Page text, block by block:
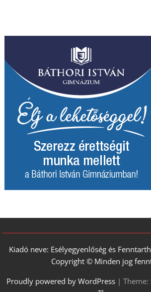
Kiadó neve: Esélyegyenlőség és
Copyright © Minden jog
Proudly powered by WordPress | Theme: